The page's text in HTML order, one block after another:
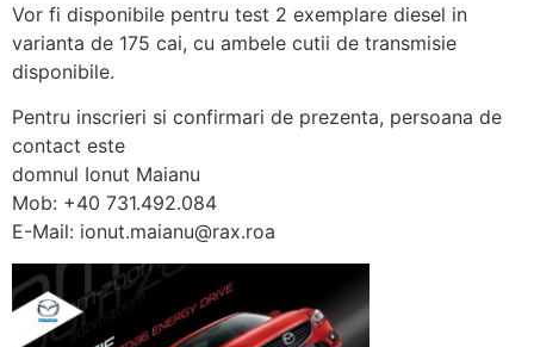
Vor fi disponibile pentru test 2 exemplare diesel in
varianta de 175 cai, cu ambele cutii de transmisie
disponibile.
Pentru inscrieri si confirmari de prezenta, persoana de
contact este
domnul Ionut Maianu
Mob: +40 731.492.084
E-Mail: ionut.maianu@rax.roa